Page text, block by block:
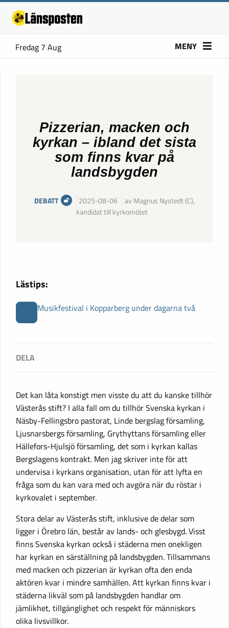
Fredag 7 Aug MENY
Pizzerian, macken och
kyrkan – ibland det sista
som finns kvar på
landsbygden
DEBATT 2025-08-06
av Magnus Nystedt (C),
kandidat till kyrkomötet
Lästips:
Musikfestival i Kopparberg under dagarna två
Det kan låta konstigt men visste du att du kanske tillhör
Västerås stift? I alla fall om du tillhör Svenska kyrkan i
Näsby-Fellingsbro pastorat, Linde bergslag församling,
Ljusnarsbergs församling, Grythyttans församling eller
Hällefors-Hjulsjö församling, det som i kyrkan kallas
Bergslagens kontrakt. Men jag skriver inte för att
undervisa i kyrkans organisation, utan för att lyfta en
fråga som du kan vara med och avgöra när du röstar i
kyrkovalet i september.
Stora delar av Västerås stift, inklusive de delar som
ligger i Örebro län, består av lands- och glesbygd. Visst
finns Svenska kyrkan också i städerna men onekligen
har kyrkan en särställning på landsbygden. Tillsammans
med macken och pizzerian är kyrkan ofta den enda
aktören kvar i mindre samhällen. Att kyrkan finns kvar i
städerna likväl som på landsbygden handlar om
jämlikhet, tillgänglighet och respekt för människors
olika livsvillkor.